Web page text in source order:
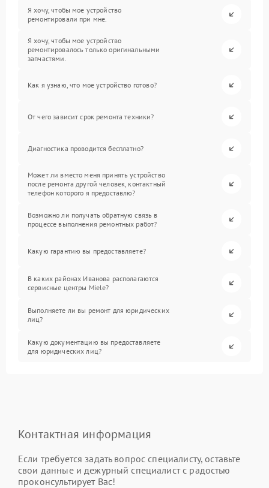
Я хочу, чтобы мое устройство
ремонтировали при мне.
Я хочу, чтобы мое устройство
ремонтировалось только оригинальными
запчастями.
Как я узнаю, что мое устройство готово?
От чего зависит срок ремонта техники?
Диагностика проводится бесплатно?
Может ли вместо меня принять устройство
после ремонта другой человек, контактный
телефон которого я предоставлю?
Возможно ли получать обратную связь в
процессе выполнения ремонтных работ?
Какую гарантию вы предоставляете?
В каких районах Иванова располагаются
сервисные центры Miele?
Выполняете ли вы ремонт для юридических
лиц?
Какую документацию вы предоставляете
для юридических лиц?
Контактная информация
Если требуется задать вопрос специалисту, оставьте
свои данные и дежурный специалист с радостью
проконсультирует Вас!